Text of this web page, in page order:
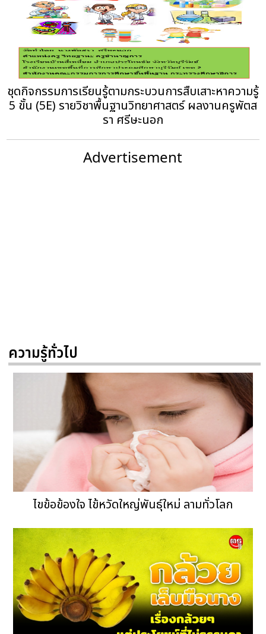
ชุดกิจกรรมการเรียนรู้ตามกระบวนการสืบเสาะหาความรู้
5 ขั้น (5E) รายวิชาพื้นฐานวิทยาศาสตร์ ผลงานครูพัตส
รา ศรีษะนอก
Advertisement
ความรู้ทั่วไป
ไขข้อข้องใจ ไข้หวัดใหญ่พันธุ์ใหม่ ลามทั่วโลก